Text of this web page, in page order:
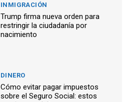
INMIGRACIÓN
Trump firma nueva orden para
restringir la ciudadanía por
nacimiento
DINERO
Cómo evitar pagar impuestos
sobre el Seguro Social: estos